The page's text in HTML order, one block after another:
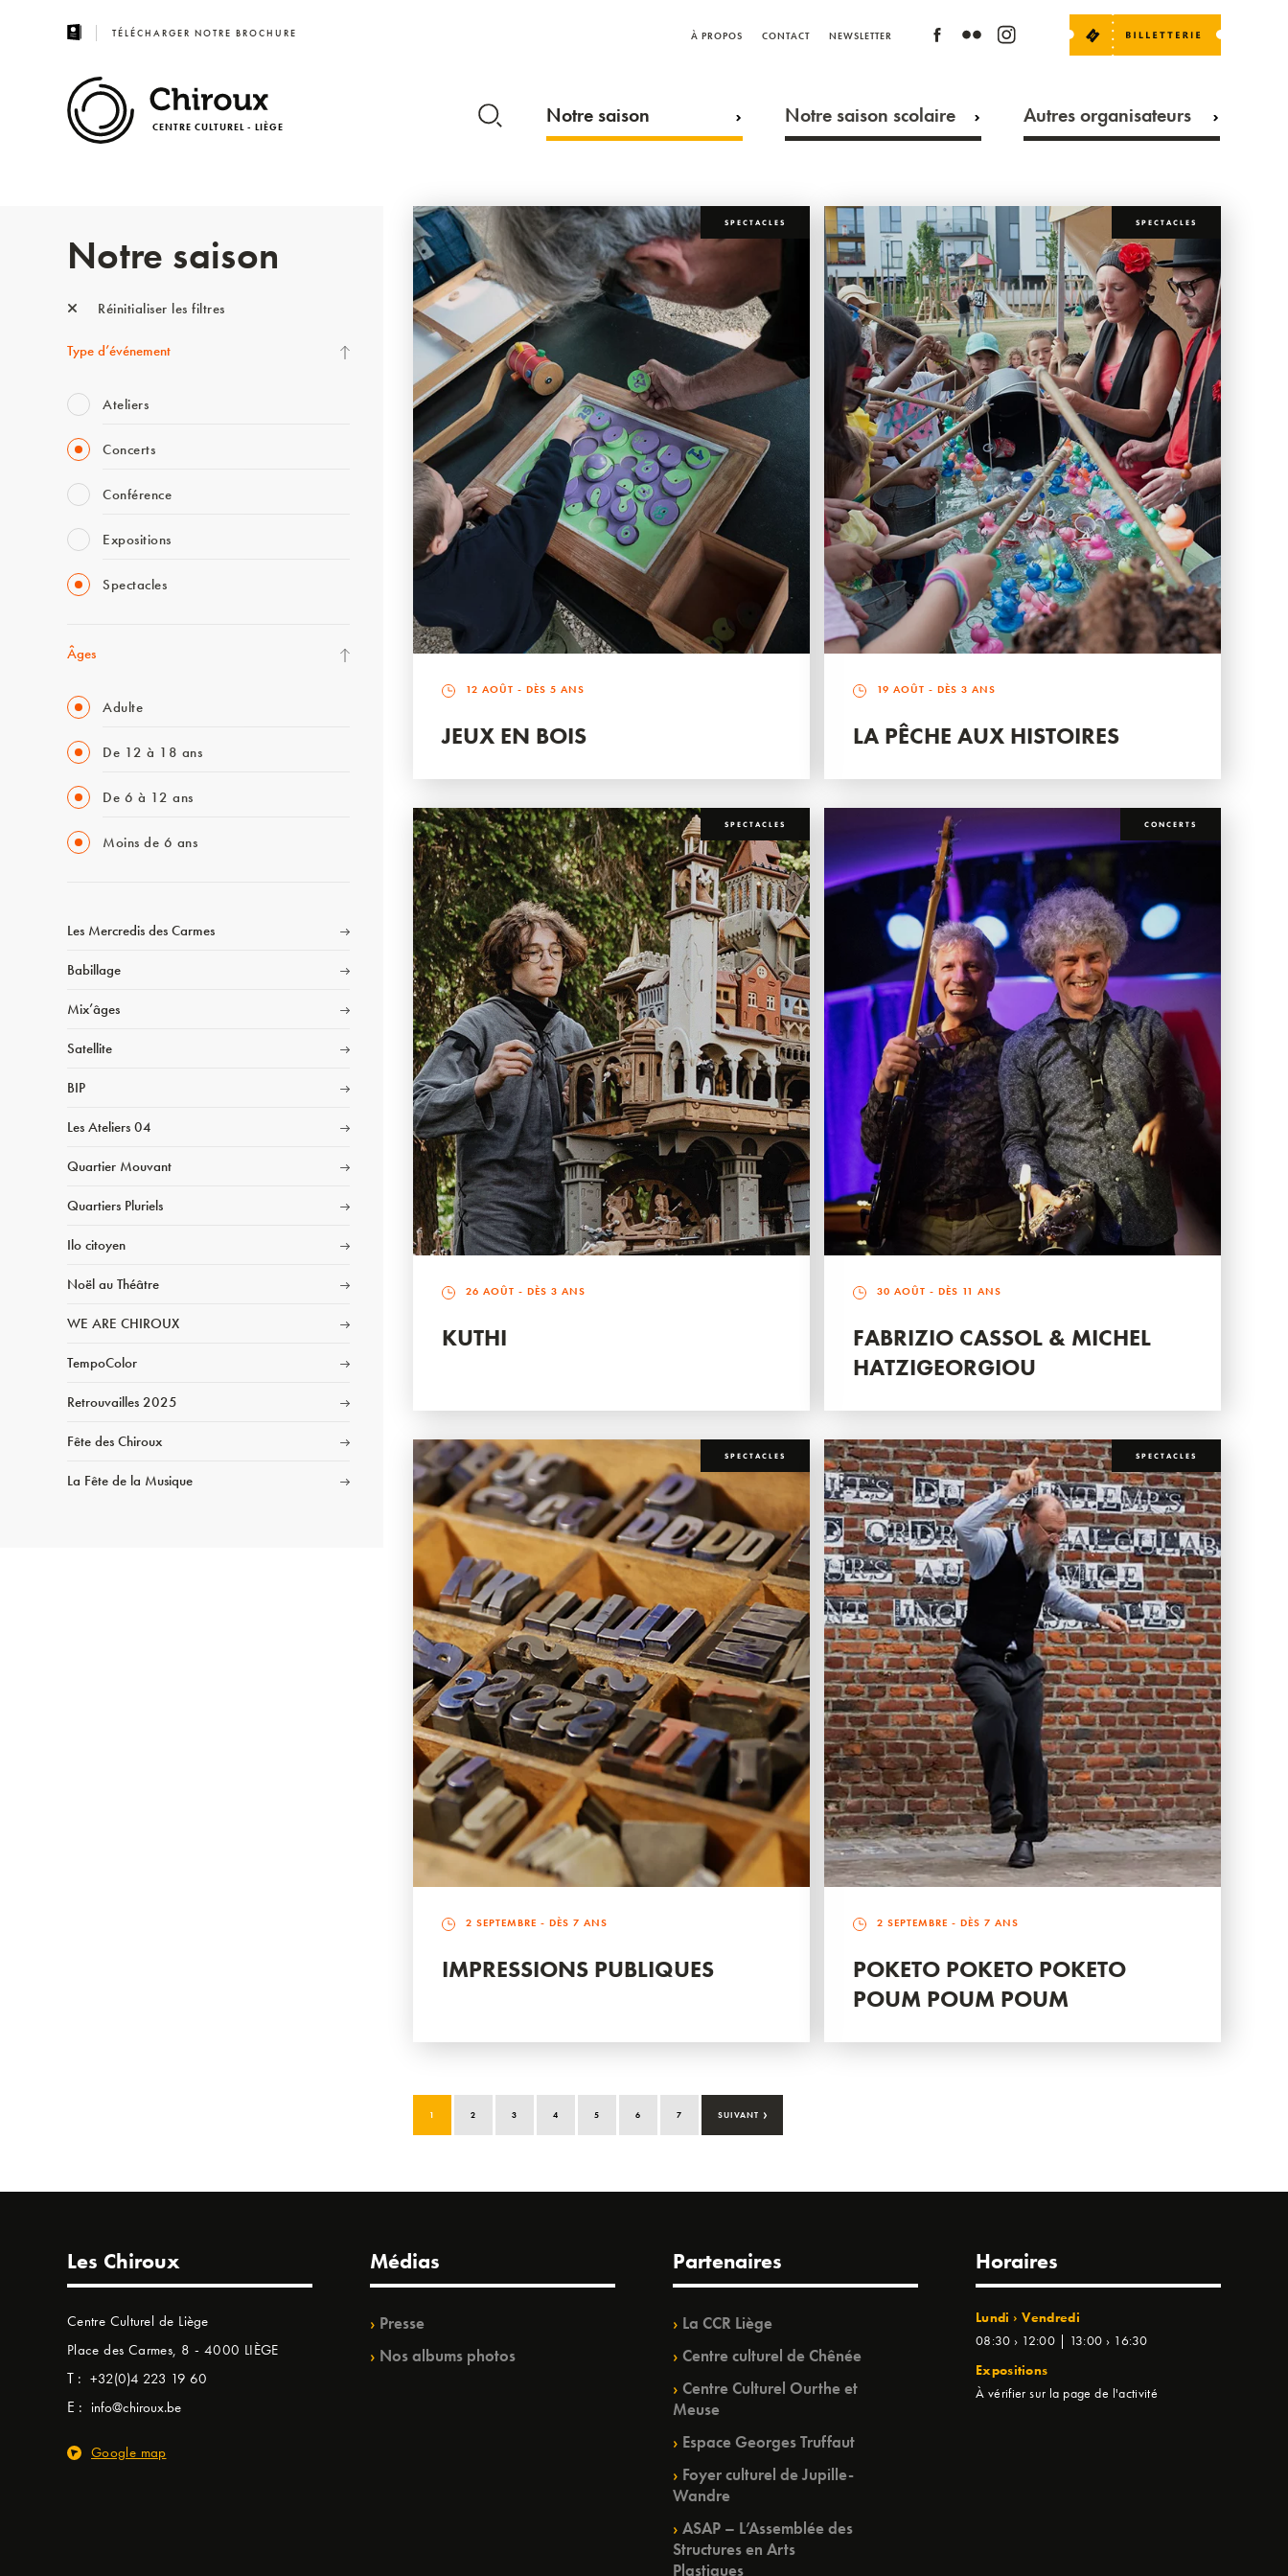
TÉLÉCHARGER NOTRE BROCHURE À PROPOS CONTACT NEWSLETTER
CENTRE CULTUREL - LIÈGE Notre saison Notre saison scolaire Autres organisateurs
Notre saison
Réinitialiser les filtres
Type d’événement
Ateliers
Concerts
Conférence
Expositions
Spectacles
Âges
Adulte
De 12 à 18 ans
De 6 à 12 ans
Moins de 6 ans
Les Mercredis des Carmes
Babillage
Mix’âges
Satellite
BIP
Les Ateliers 04
Quartier Mouvant
Quartiers Pluriels
Ilo citoyen
Noël au Théâtre
WE ARE CHIROUX
TempoColor
Retrouvailles 2025
Fête des Chiroux
La Fête de la Musique
SPECTACLES
12 AOÛT - DÈS 5 ANS
JEUX EN BOIS
SPECTACLES
19 AOÛT - DÈS 3 ANS
LA PÊCHE AUX HISTOIRES
SPECTACLES
26 AOÛT - DÈS 3 ANS
KUTHI
CONCERTS
30 AOÛT - DÈS 11 ANS
FABRIZIO CASSOL & MICHEL
HATZIGEORGIOU
SPECTACLES
2 SEPTEMBRE - DÈS 7 ANS
IMPRESSIONS PUBLIQUES
SPECTACLES
2 SEPTEMBRE - DÈS 7 ANS
POKETO POKETO POKETO
POUM POUM POUM
1 2 3 4 5 6 7 SUIVANT ›
Les Chiroux
Centre Culturel de Liège
Place des Carmes, 8 - 4000 LIÈGE
T : +32(0)4 223 19 60
E : info@chiroux.be
Google map
Médias
Presse
Nos albums photos
Partenaires
La CCR Liège
Centre culturel de Chênée
Centre Culturel Ourthe et
Meuse
Espace Georges Truffaut
Foyer culturel de Jupille-
Wandre
ASAP – L’Assemblée des
Structures en Arts
Plastiques
Horaires
Lundi › Vendredi
08:30 › 12:00 | 13:00 › 16:30
Expositions
À vérifier sur la page de l'activité